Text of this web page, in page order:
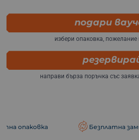
подари
избери опаковка, пожелание
направи бърза поръчка със
Безплатна замяна